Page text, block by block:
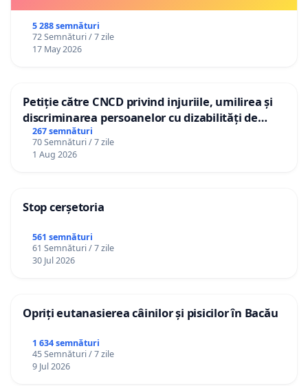
5 288 semnături
72 Semnături / 7 zile
17 May 2026
Petiție către CNCD privind injuriile, umilirea și
discriminarea persoanelor cu dizabilități de
către utilizatorul TikTok „Gorici”
267 semnături
70 Semnături / 7 zile
1 Aug 2026
Stop cerșetoria
561 semnături
61 Semnături / 7 zile
30 Jul 2026
Opriți eutanasierea câinilor și pisicilor în Bacău
1 634 semnături
45 Semnături / 7 zile
9 Jul 2026